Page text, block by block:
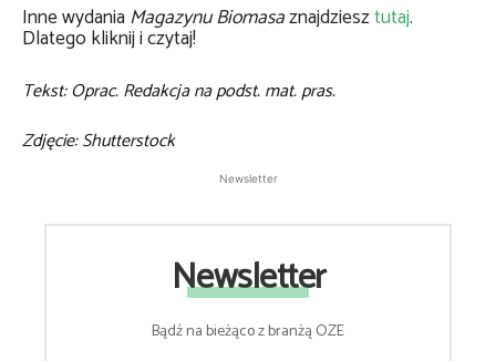
Inne wydaniaMagazynu Biomasaznajdziesztutaj.
Dlatego kliknij i czytaj!
Tekst: Oprac. Redakcja na podst. mat. pras.
Zdjęcie: Shutterstock
Newsletter
Newsletter
Bądź na bieżąco z branżą OZE